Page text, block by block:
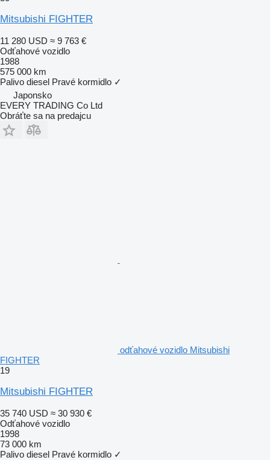
Mitsubishi FIGHTER
11 280 USD ≈ 9 763 €
Odťahové vozidlo
1988
575 000 km
Palivo diesel Pravé kormidlo ✓
Japonsko
EVERY TRADING Co Ltd
Obráťte sa na predajcu
odťahové vozidlo Mitsubishi
FIGHTER
19
Mitsubishi FIGHTER
35 740 USD ≈ 30 930 €
Odťahové vozidlo
1998
73 000 km
Palivo diesel Pravé kormidlo ✓